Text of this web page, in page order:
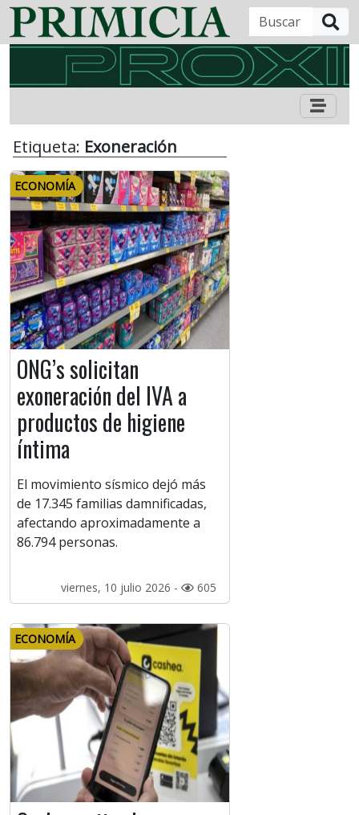
Etiqueta: Exoneración
ECONOMÍA
ONG’s solicitan
exoneración del IVA a
productos de higiene
íntima
El movimiento sísmico dejó más
de 17.345 familias damnificadas,
afectando aproximadamente a
86.794 personas.
viernes, 10 julio 2026 - 605
ECONOMÍA